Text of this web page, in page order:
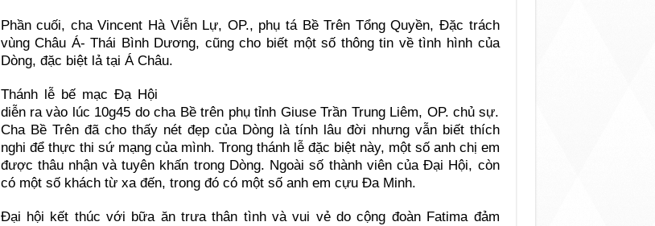
Phần cuối, cha Vincent Hà Viễn Lự, OP., phụ tá Bề Trên Tổng Quyền, Đặc trách
vùng Châu Á- Thái Bình Dương, cũng cho biết một số thông tin về tình hình của
Dòng, đặc biệt lả tại Á Châu.
Thánh lễ bế mạc Đạ Hội
diễn ra vào lúc 10g45 do cha Bề trên phụ tỉnh Giuse Trần Trung Liêm, OP. chủ sự.
Cha Bề Trên đã cho thấy nét đẹp của Dòng là tính lâu đời nhưng vẫn biết thích
nghi để thực thi sứ mạng của mình. Trong thánh lễ đặc biệt này, một số anh chị em
được thâu nhận và tuyên khấn trong Dòng. Ngoài số thành viên của Đại Hội, còn
có một số khách từ xa đến, trong đó có một số anh em cựu Đa Minh.
Đại hội kết thúc với bữa ăn trưa thân tình và vui vẻ do cộng đoàn Fatima đảm